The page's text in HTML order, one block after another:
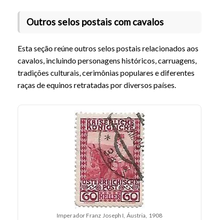
Outros selos postais com cavalos
Esta seção reúne outros selos postais relacionados aos
cavalos, incluindo personagens históricos, carruagens,
tradições culturais, cerimônias populares e diferentes
raças de equinos retratadas por diversos países.
Imperador Franz Joseph I, Áustria, 1908